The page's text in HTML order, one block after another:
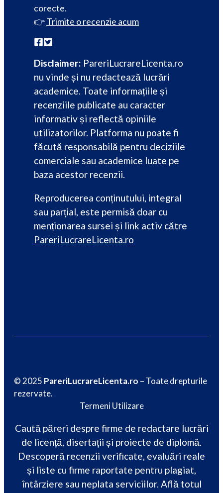
corecte.
👉Trimite o recenzie acum
Disclaimer: PareriLucrareLicenta.ro
nu vinde și nu redactează lucrări
academice. Toate informațiile și
recenziile publicate au caracter
informativ și reflectă opiniile
utilizatorilor. Platforma nu poate fi
făcută responsabilă pentru deciziile
comerciale sau academice luate pe
baza acestor recenzii.
Reproducerea conținutului, integral
sau parțial, este permisă doar cu
menționarea sursei și link activ către
PareriLucrareLicenta.ro
© 2025 PareriLucrareLicenta.ro – Toate drepturile
rezervate.
Termeni Utilizare
Caută păreri despre firme de redactare lucrări
de licență, disertații și proiecte de diplomă.
Descoperă recenzii verificate, evaluări reale
și liste cu firme raportate pentru plagiat,
întârziere sau neplata serviciilor. Află totul